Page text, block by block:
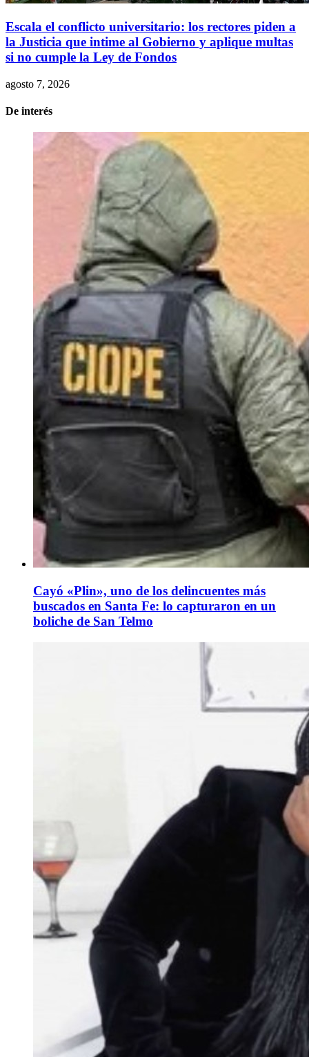
Escala el conflicto universitario: los rectores piden a
la Justicia que intime al Gobierno y aplique multas
si no cumple la Ley de Fondos
agosto 7, 2026
De interés
Cayó «Plin», uno de los delincuentes más
buscados en Santa Fe: lo capturaron en un
boliche de San Telmo